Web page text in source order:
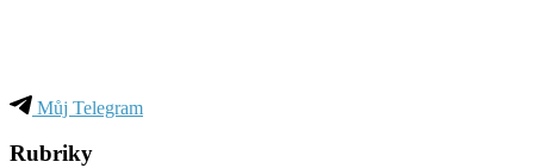
Můj Telegram
Rubriky